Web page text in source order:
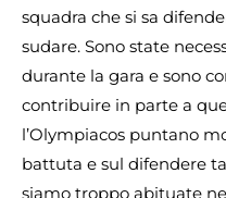
squadra che si sa
sudare. Sono state
durante la gara e sono
contribuire in parte a
l’Olympiacos puntano
battuta e sul difendere
siamo troppo abituate